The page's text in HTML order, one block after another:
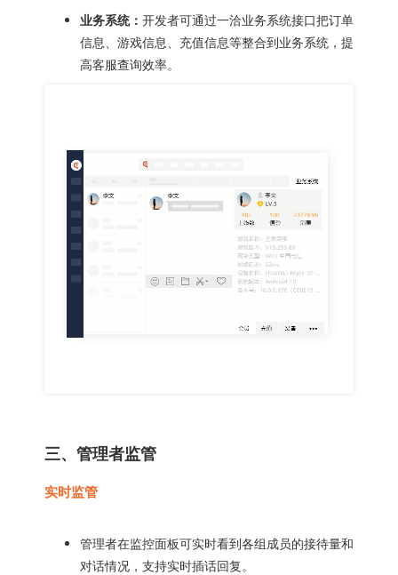
业务系统： 开发者可通过一洽业务系统接口把订单
信息、游戏信息、充值信息等整合到业务系统，提
高客服查询效率。
三、管理者监管
实时监管
管理者在监控面板可实时看到各组成员的接待量和
对话情况，支持实时插话回复。